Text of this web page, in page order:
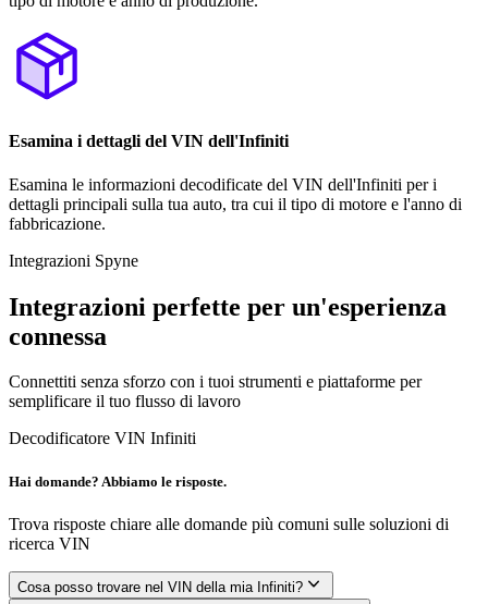
Esamina i dettagli del VIN dell'Infiniti
Esamina le informazioni decodificate del VIN dell'Infiniti per i
dettagli principali sulla tua auto, tra cui il tipo di motore e l'anno di
fabbricazione.
Integrazioni Spyne
Integrazioni perfette per un'esperienza
connessa
Connettiti senza sforzo con i tuoi strumenti e piattaforme per
semplificare il tuo flusso di lavoro
Decodificatore VIN Infiniti
Hai domande? Abbiamo le risposte.
Trova risposte chiare alle domande più comuni sulle soluzioni di
ricerca VIN
Cosa posso trovare nel VIN della mia Infiniti?